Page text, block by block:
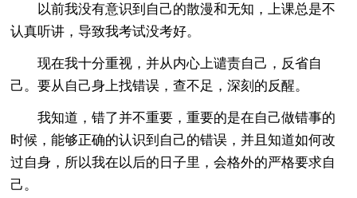
以前我没有意识到自己的散漫和无知，上课总是不
认真听讲，导致我考试没考好。
现在我十分重视，并从内心上谴责自己，反省自
己。要从自己身上找错误，查不足，深刻的反醒。
我知道，错了并不重要，重要的是在自己做错事的
时候，能够正确的认识到自己的错误，并且知道如何改
过自身，所以我在以后的日子里，会格外的严格要求自
己。